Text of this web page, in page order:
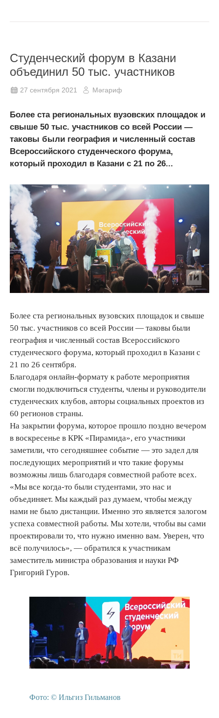
Студенческий форум в Казани
объединил 50 тыс. участников
27 сентября 2021 Мәгариф
Более ста региональных вузовских площадок и
свыше 50 тыс. участников со всей России —
таковы были география и численный состав
Всероссийского студенческого форума,
который проходил в Казани с 21 по 26...
Более ста региональных вузовских площадок и свыше
50 тыс. участников со всей России — таковы были
география и численный состав Всероссийского
студенческого форума, который проходил в Казани с
21 по 26 сентября.
Благодаря онлайн-формату к работе мероприятия
смогли подключиться студенты, члены и руководители
студенческих клубов, авторы социальных проектов из
60 регионов страны.
На закрытии форума, которое прошло поздно вечером
в воскресенье в КРК «Пирамида», его участники
заметили, что сегодняшнее событие — это задел для
последующих мероприятий и что такие форумы
возможны лишь благодаря совместной работе всех.
«Мы все когда-то были студентами, это нас и
объединяет. Мы каждый раз думаем, чтобы между
нами не было дистанции. Именно это является залогом
успеха совместной работы. Мы хотели, чтобы вы сами
проектировали то, что нужно именно вам. Уверен, что
всё получилось», — обратился к участникам
заместитель министра образования и науки РФ
Григорий Гуров.
Фото: © Ильгиз Гильманов